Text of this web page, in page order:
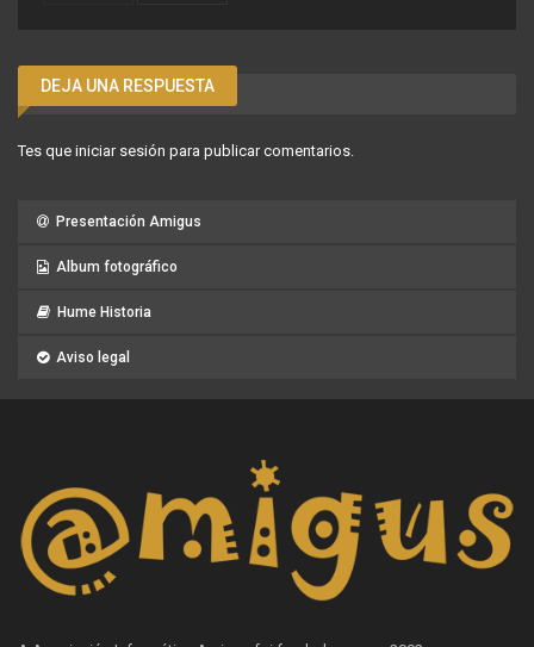
DEJA UNA RESPUESTA
Tes que iniciar sesión para publicar comentarios.
Presentación Amigus
Album fotográfico
Hume Historia
Aviso legal